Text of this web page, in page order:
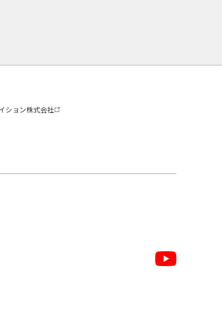
ション株式会社